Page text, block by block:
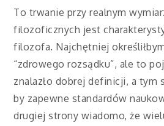
To trwanie przy realnym
filozoficznych jest
filozofa. Najchętniej
“zdrowego rozsądku”, ale to
znalazło dobrej definicji, a tym
by zapewne standardów
drugiej strony wiadomo, że